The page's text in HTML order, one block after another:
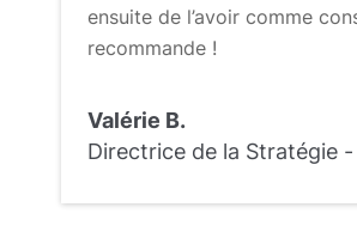
ensuite de l’avoir comme
recommande !
Valérie B.
Directrice de la Stratégie -